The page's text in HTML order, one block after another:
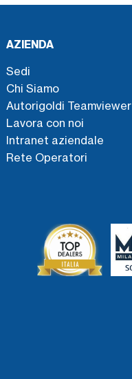
AZIENDA
Sedi
Chi Siamo
Autorigoldi Teamviewer
Lavora con noi
Intranet aziendale
Rete Operatori